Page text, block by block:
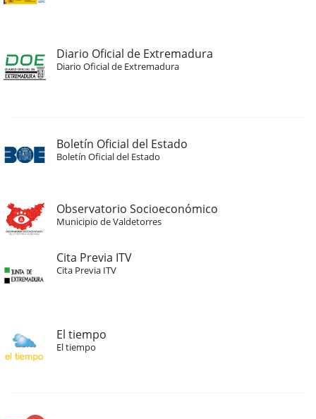
Diario Oficial de Extremadura
Diario Oficial de Extremadura
Boletín Oficial del Estado
Boletín Oficial del Estado
Observatorio Socioeconómico
Municipio de Valdetorres
Cita Previa ITV
Cita Previa ITV
El tiempo
El tiempo